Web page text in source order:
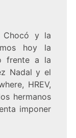
Chocó y la
hoy la
frente a la
Nadal y el
HREV,
hermanos
imponer